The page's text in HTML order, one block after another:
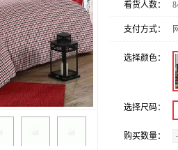
看货人数：
支付方式：
选择颜色：
选择尺码：
购买数量：